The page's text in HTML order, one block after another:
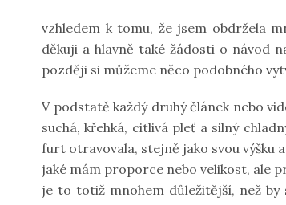
vzhledem k tomu, že jsem obdržela
děkuji a hlavně také žádosti o návod
později si můžeme něco podobného
V podstatě každý druhý článek nebo
suchá, křehká, citlivá pleť a silný
furt otravovala, stejně jako svou výšku
jaké mám proporce nebo velikost, ale
je to totiž mnohem důležitější, než by